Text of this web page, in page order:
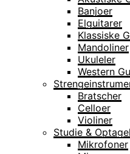
Banjoer
Elguitarer
Klassiske
Mandoliner
Ukuleler
Western
Bratscher
Celloer
Violiner
Studie &
Mikrofoner